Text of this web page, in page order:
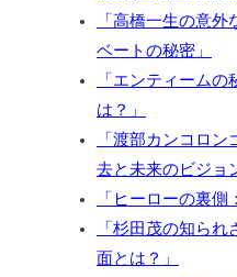
「高橋一生の意
ベートの秘密」
「エンティーム
は？」
「渡部カンコロ
去と未来のビジョ
「ヒーローの裏側
「杉田茂の知ら
面とは？」